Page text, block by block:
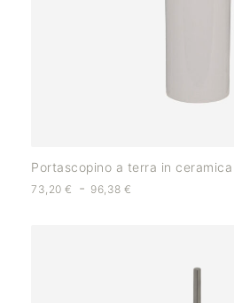
Portascopino a terra in ceramica
73,20 € - 96,38€